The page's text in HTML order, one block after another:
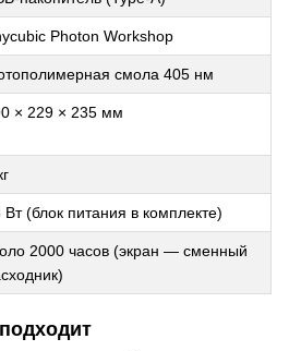
Photon Workshop
смола 405 нм
× 229 × 235 мм
Вт (блок питания в комплекте)
2000 часов (экран — сменный